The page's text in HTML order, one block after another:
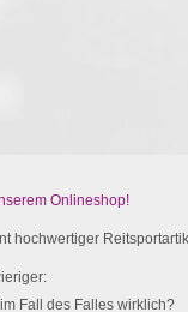
Onlineshop!
hochwertiger
Fall des Falles wirklich?